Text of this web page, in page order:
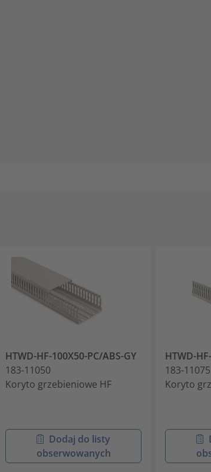
HTWD-HF-100X50-PC/ABS-GY
183-11050
Koryto grzebieniowe HF
Dodaj do listy
obserwowanych
HTWD-
183-11075
Koryto